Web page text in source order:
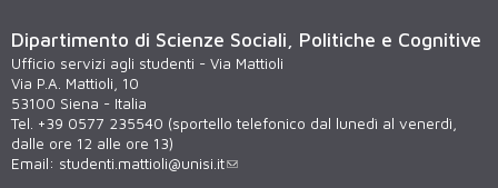
Dipartimento di Scienze Sociali, Politiche e Cognitive
Ufficio servizi agli studenti - Via Mattioli
Via P.A. Mattioli, 10
53100 Siena - Italia
Tel. +39 0577 235540 (sportello telefonico dal lunedì al venerdì,
dalle ore 12 alle ore 13)
Email: studenti.mattioli@unisi.it